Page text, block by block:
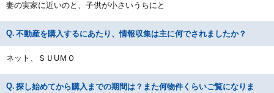
妻の実家に近いのと、子供が小さいうちにと
不動産を購入するにあたり、情報収集は主に何でされましたか？
ネット、ＳＵUＭＯ
探し始めてから購入までの期間は？また何物件くらいご覧になりま